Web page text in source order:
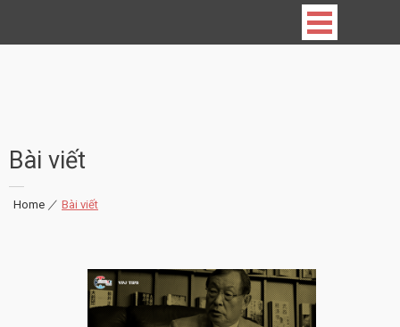
Vietnamese Professionals in Japan
Bài viết
Home|Bài viết